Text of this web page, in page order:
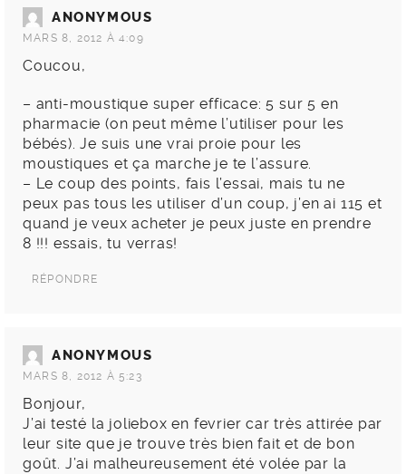
ANONYMOUS
MARS 8, 2012 À 4:09
Coucou,
– anti-moustique super efficace: 5 sur 5 en
pharmacie (on peut même l’utiliser pour les
bébés). Je suis une vrai proie pour les
moustiques et ça marche je te l’assure.
– Le coup des points, fais l’essai, mais tu ne
peux pas tous les utiliser d’un coup, j’en ai 115 et
quand je veux acheter je peux juste en prendre
8 !!! essais, tu verras!
RÉPONDRE
ANONYMOUS
MARS 8, 2012 À 5:23
Bonjour,
J’ai testé la joliebox en fevrier car très attirée par
leur site que je trouve très bien fait et de bon
goût. J’ai malheureusement été volée par la